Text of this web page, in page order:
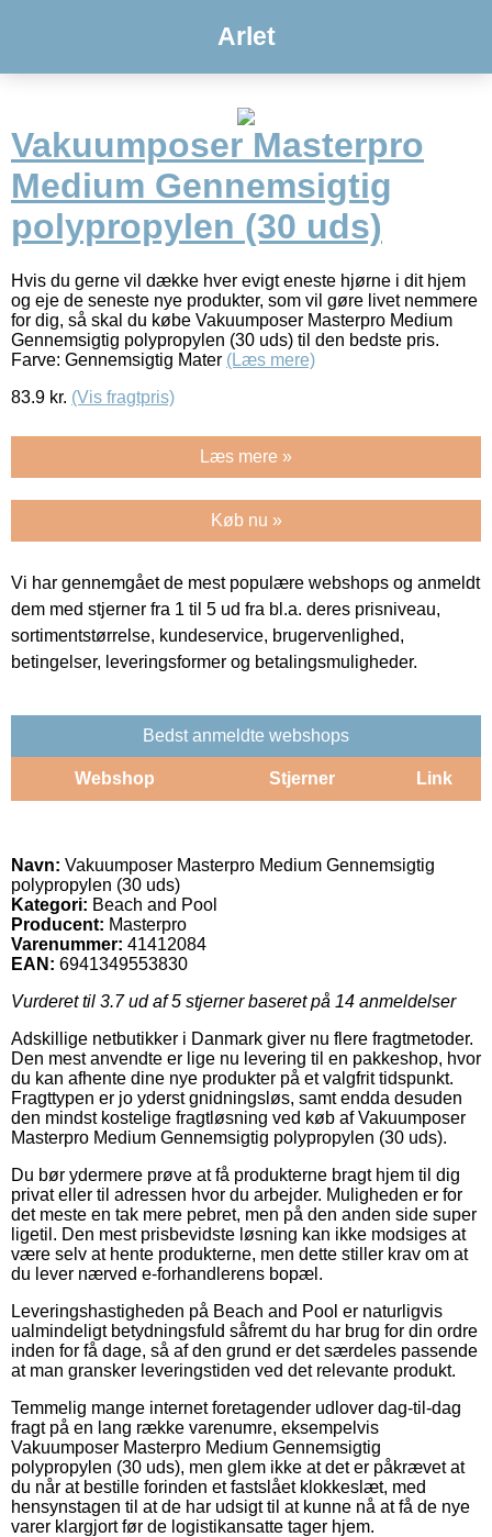
Arlet
Vakuumposer Masterpro
Medium Gennemsigtig
polypropylen (30 uds)
Hvis du gerne vil dække hver evigt eneste hjørne i dit hjem
og eje de seneste nye produkter, som vil gøre livet nemmere
for dig, så skal du købe Vakuumposer Masterpro Medium
Gennemsigtig polypropylen (30 uds) til den bedste pris.
Farve: Gennemsigtig Mater (Læs mere)
83.9 kr. (Vis fragtpris)
Læs mere »
Køb nu »
Vi har gennemgået de mest populære webshops og anmeldt
dem med stjerner fra 1 til 5 ud fra bl.a. deres prisniveau,
sortimentstørrelse, kundeservice, brugervenlighed,
betingelser, leveringsformer og betalingsmuligheder.
Bedst anmeldte webshops
Webshop Stjerner Link
Navn: Vakuumposer Masterpro Medium Gennemsigtig
polypropylen (30 uds)
Kategori: Beach and Pool
Producent: Masterpro
Varenummer: 41412084
EAN: 6941349553830
Vurderet til 3.7ud af 5 stjerner baseret på 14 anmeldelser
Adskillige netbutikker i Danmark giver nu flere fragtmetoder.
Den mest anvendte er lige nu levering til en pakkeshop, hvor
du kan afhente dine nye produkter på et valgfrit tidspunkt.
Fragttypen er jo yderst gnidningsløs, samt endda desuden
den mindst kostelige fragtløsning ved køb af Vakuumposer
Masterpro Medium Gennemsigtig polypropylen (30 uds).
Du bør ydermere prøve at få produkterne bragt hjem til dig
privat eller til adressen hvor du arbejder. Muligheden er for
det meste en tak mere pebret, men på den anden side super
ligetil. Den mest prisbevidste løsning kan ikke modsiges at
være selv at hente produkterne, men dette stiller krav om at
du lever nærved e-forhandlerens bopæl.
Leveringshastigheden på Beach and Pool er naturligvis
ualmindeligt betydningsfuld såfremt du har brug for din ordre
inden for få dage, så af den grund er det særdeles passende
at man gransker leveringstiden ved det relevante produkt.
Temmelig mange internet foretagender udlover dag-til-dag
fragt på en lang række varenumre, eksempelvis
Vakuumposer Masterpro Medium Gennemsigtig
polypropylen (30 uds), men glem ikke at det er påkrævet at
du når at bestille forinden et fastslået klokkeslæt, med
hensynstagen til at de har udsigt til at kunne nå at få de nye
varer klargjort før de logistikansatte tager hjem.